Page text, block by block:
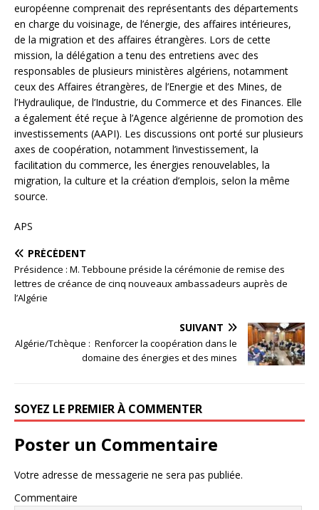
européenne comprenait des représentants des départements
en charge du voisinage, de l’énergie, des affaires intérieures,
de la migration et des affaires étrangères. Lors de cette
mission, la délégation a tenu des entretiens avec des
responsables de plusieurs ministères algériens, notamment
ceux des Affaires étrangères, de l’Energie et des Mines, de
l’Hydraulique, de l’Industrie, du Commerce et des Finances. Elle
a également été reçue à l’Agence algérienne de promotion des
investissements (AAPI). Les discussions ont porté sur plusieurs
axes de coopération, notamment l’investissement, la
facilitation du commerce, les énergies renouvelables, la
migration, la culture et la création d’emplois, selon la même
source.
APS
PRÉCÉDENT
Présidence : M. Tebboune préside la cérémonie de remise des
lettres de créance de cinq nouveaux ambassadeurs auprès de
l’Algérie
SUIVANT
Algérie/Tchèque : Renforcer la coopération dans le
domaine des énergies et des mines
SOYEZ LE PREMIER À COMMENTER
Poster un Commentaire
Votre adresse de messagerie ne sera pas publiée.
Commentaire